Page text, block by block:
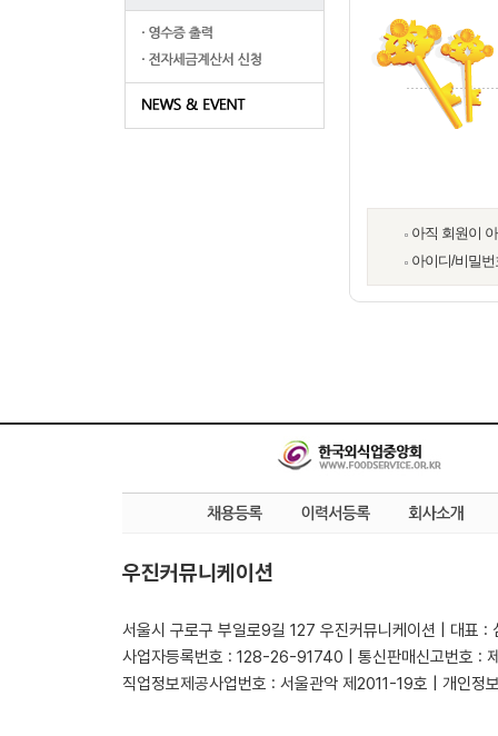
아직 회원이
아이디/비밀
우진커뮤니케이션
서울시 구로구 부일로9길 127 우진커뮤니케이션 | 대표 :
사업자등록번호 : 128-26-91740 | 통신판매신고번호 :
직업정보제공사업번호 : 서울관악 제2011-19호 | 개인정